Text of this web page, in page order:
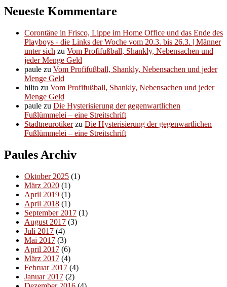
Neueste Kommentare
Corontäne in Frisco, Lippe im Home Office und das Ende des
Playboys - die Links der Woche vom 20.3. bis 26.3. | Männer
unter sich zu Vom Profifußball, Shankly, Nebensachen und
jeder Menge Geld
paule zu Vom Profifußball, Shankly, Nebensachen und jeder
Menge Geld
hilto zu Vom Profifußball, Shankly, Nebensachen und jeder
Menge Geld
paule zu Die Hysterisierung der gegenwartlichen
Fußlümmelei – eine Streitschrift
Stadtneurotikerzu Die Hysterisierung der gegenwartlichen
Fußlümmelei – eine Streitschrift
Paules Archiv
Oktober 2025 (1)
März 2020 (1)
April 2019 (1)
April 2018 (1)
September 2017 (1)
August 2017 (3)
Juli 2017 (4)
Mai 2017 (3)
April 2017 (6)
März 2017 (4)
Februar 2017 (4)
Januar 2017 (2)